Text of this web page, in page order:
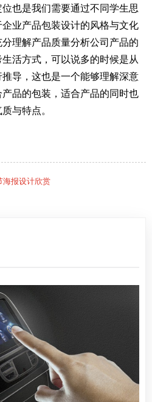
也是我们需要通过不同学生思
业产品包装设计的风格与文化
理解产品质量分析公司产品的
活方式，可以说多的时候是从
导，这也是一个能够理解深意
品的包装，适合产品的同时也
与特点。
海报设计欣赏